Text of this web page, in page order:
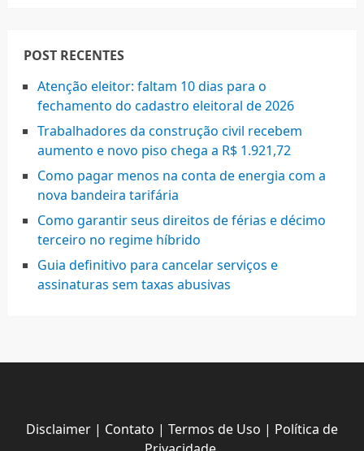
POST RECENTES
Atenção eleitor: faltam 10 dias para o
fechamento do cadastro eleitoral de 2026
Trabalhadores da construção civil recebem
aumento e novo piso chega a R$ 1.921,72
Como pagar menos na conta de energia com a
nova bandeira tarifária
Como garantir seus direitos de férias e décimo
terceiro no regime híbrido
Guia definitivo para cancelar serviços e
assinaturas sem taxas abusivas
Disclaimer| Contato | Termos de Uso | Política de